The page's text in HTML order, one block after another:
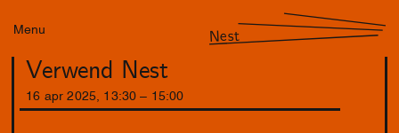
Menu Nest
Verwend Nest
16 apr 2025 13 :30 15 :00